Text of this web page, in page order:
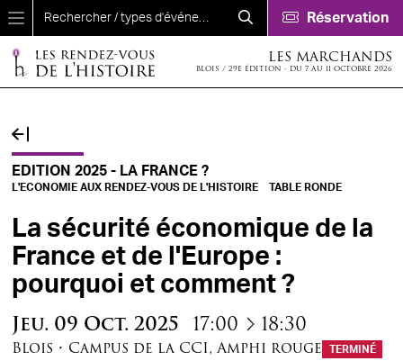
Aller au contenu principal
Réservation
LES MARCHANDS
BLOIS / 29E ÉDITION - DU 7 AU 11 OCTOBRE 2026
EDITION 2025 - LA FRANCE ?
L'ECONOMIE AUX RENDEZ-VOUS DE L'HISTOIRE TABLE RONDE
La sécurité économique de la
France et de l'Europe :
pourquoi et comment ?
Jeu. 09 Oct. 2025 17:00 à18:30
Blois • Campus de la CCI, Amphi rouge TERMINÉ